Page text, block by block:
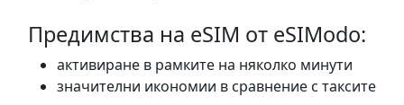
Предимства на eSIM от eSIModo:
активиране в рамките на няколко минути
значителни икономии в сравнение с таксите